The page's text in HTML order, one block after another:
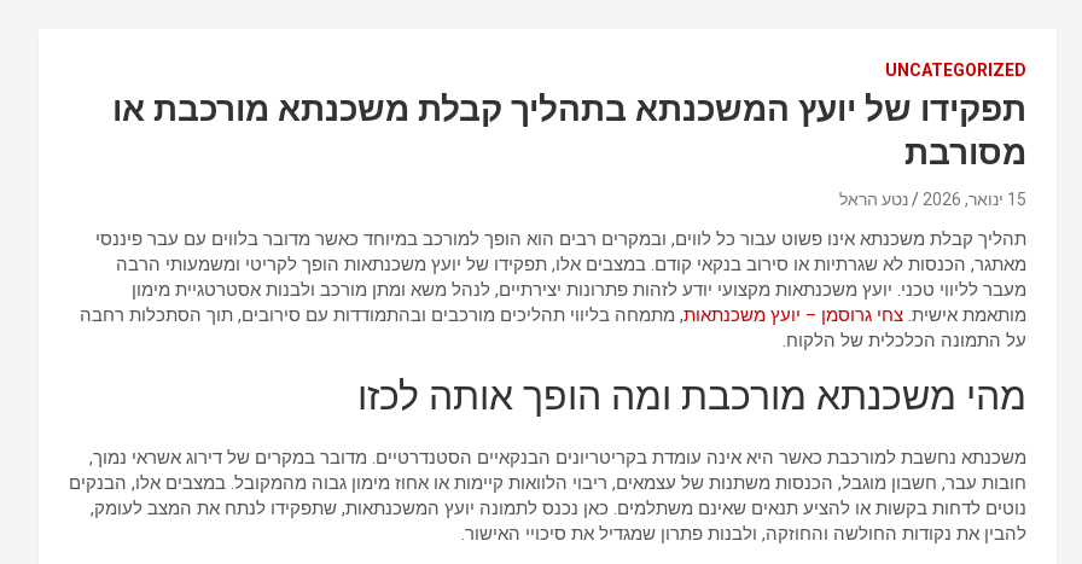
UNCATEGORIZED
תפקידו של יועץ המשכנתא בתהליך קבלת משכנתא מורכבת או
מסורבת
15 ינואר, 2026 נטע הראל
תהליך קבלת משכנתא אינו פשוט עבור כל לווים, ובמקרים רבים הוא הופך למורכב במיוחד כאשר מדובר בלווים עם עבר פיננסי
מאתגר, הכנסות לא שגרתיות או סירוב בנקאי קודם. במצבים אלו, תפקידו של יועץ משכנתאות הופך לקריטי ומשמעותי הרבה
מעבר לליווי טכני. יועץ משכנתאות מקצועי יודע לזהות פתרונות יצירתיים, לנהל משא ומתן מורכב ולבנות אסטרטגיית מימון
מותאמת אישית. צחי גרוסמן – יועץ משכנתאות, מתמחה בליווי תהליכים מורכבים ובהתמודדות עם סירובים, תוך הסתכלות רחבה
על התמונה הכלכלית של הלקוח.
מהי משכנתא מורכבת ומה הופך אותה לכזו
משכנתא נחשבת למורכבת כאשר היא אינה עומדת בקריטריונים הבנקאיים הסטנדרטיים. מדובר במקרים של דירוג אשראי נמוך,
חובות עבר, חשבון מוגבל, הכנסות משתנות של עצמאים, ריבוי הלוואות קיימות או אחוז מימון גבוה מהמקובל. במצבים אלו, הבנקים
נוטים לדחות בקשות או להציע תנאים שאינם משתלמים. כאן נכנס לתמונה יועץ המשכנתאות, שתפקידו לנתח את המצב לעומק,
להבין את נקודות החולשה והחוזקה, ולבנות פתרון שמגדיל את סיכויי האישור.